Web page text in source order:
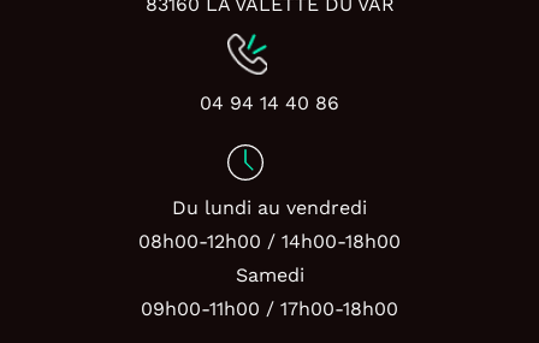
04 94 14 40 86
Du lundi au vendredi
08h00-12h00 / 14h00-18h00
Samedi
09h00-11h00 / 17h00-18h00